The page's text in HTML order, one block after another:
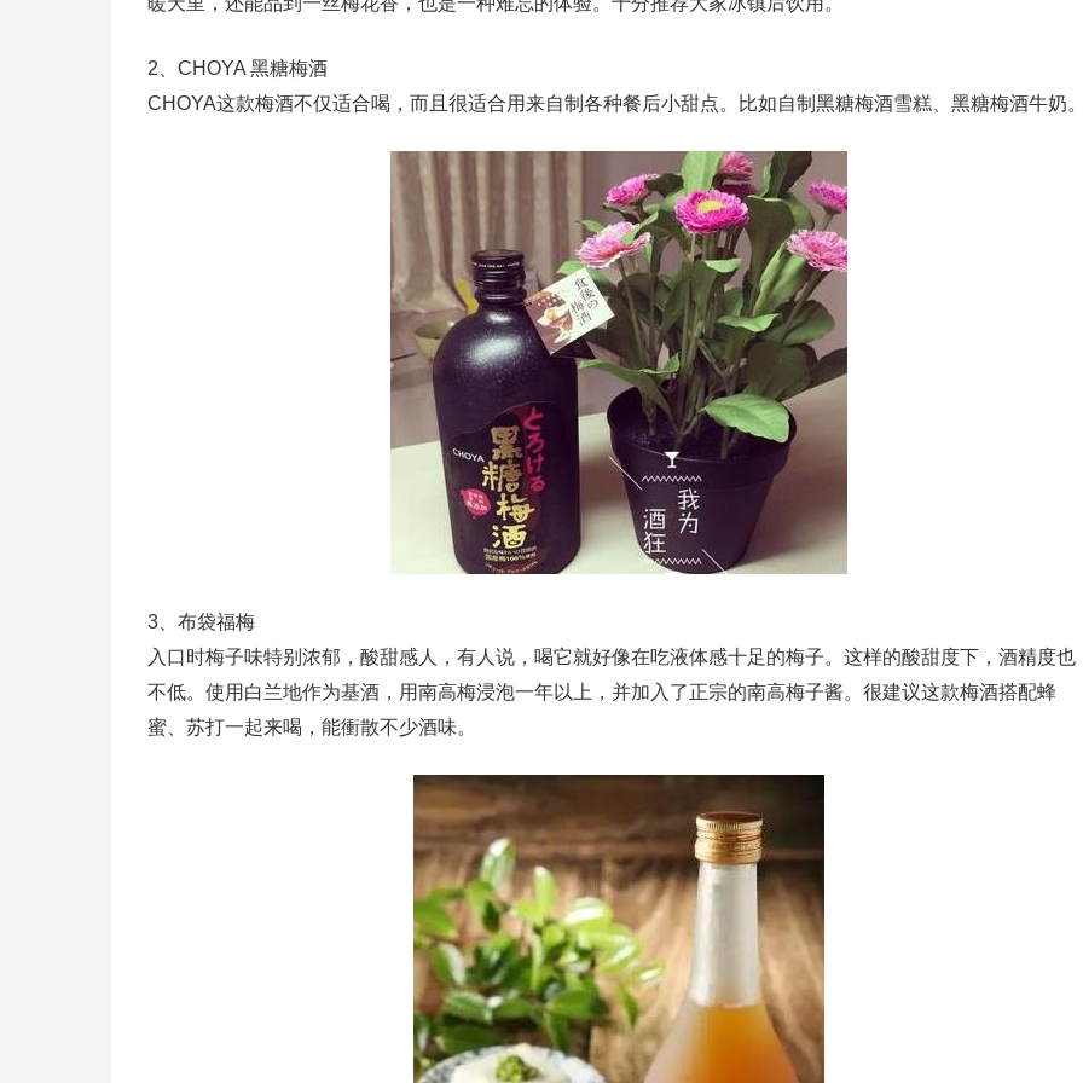
2、CHOYA 黑糖梅酒
CHOYA这款梅酒不仅适合喝，而且很适合用来自制各种餐后小甜点。比如自制黑糖梅酒雪糕、黑糖梅酒牛奶
3、布袋福梅
入口时梅子味特别浓郁，酸甜感人，有人说，喝它就好像在吃液体感十足的梅子。这样的酸甜度下，酒精度也
不低。使用白兰地作为基酒，用南高梅浸泡一年以上，并加入了正宗的南高梅子酱。很建议这款梅酒搭配蜂
蜜、苏打一起来喝，能衝散不少酒味。